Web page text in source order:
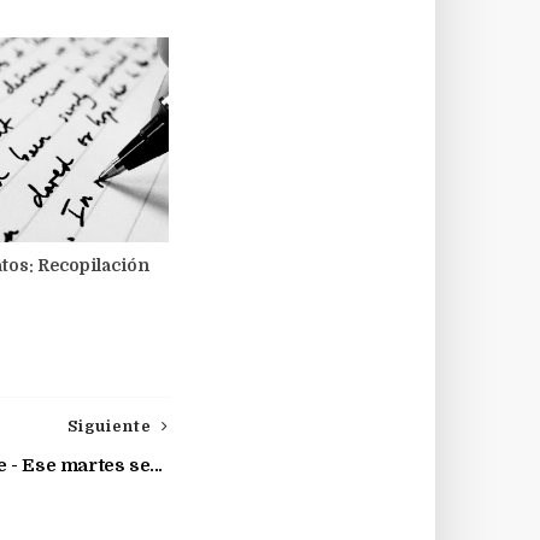
Recopilación
Siguiente
Ese martes se...